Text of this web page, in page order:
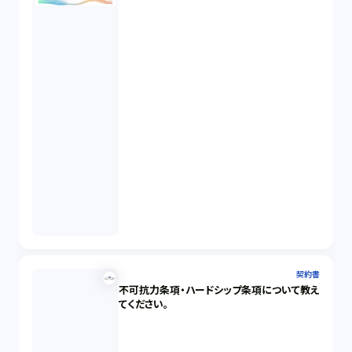
契約書
不可抗力条項・ハードシップ条項について教え
てください。